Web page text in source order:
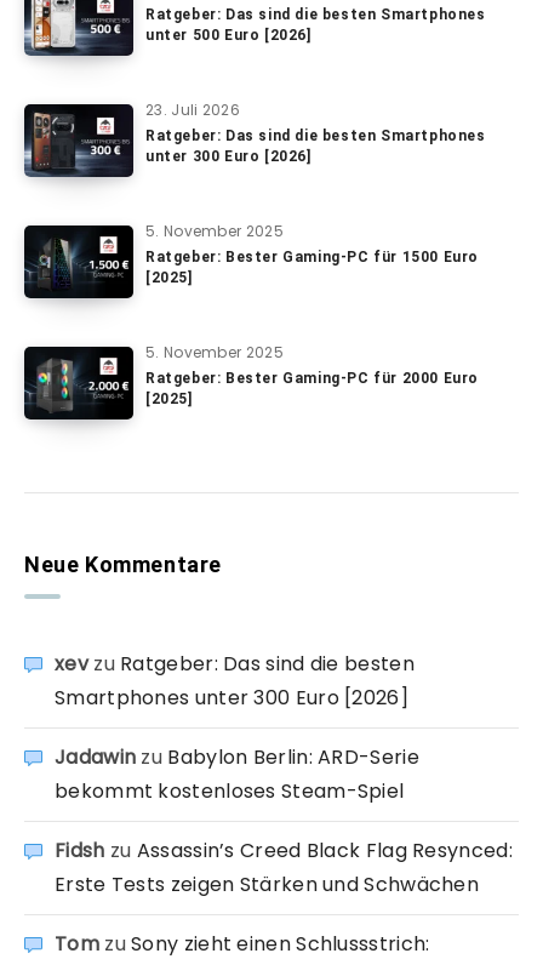
Ratgeber: Das sind die besten Smartphones
unter 500 Euro [2026]
23. Juli 2026
Ratgeber: Das sind die besten Smartphones
unter 300 Euro [2026]
5. November 2025
Ratgeber: Bester Gaming-PC für 1500 Euro
[2025]
5. November 2025
Ratgeber: Bester Gaming-PC für 2000 Euro
[2025]
Neue Kommentare
xevzu Ratgeber: Das sind die besten
Smartphones unter 300 Euro [2026]
Jadawin zu Babylon Berlin: ARD-Serie
bekommt kostenloses Steam-Spiel
Fidsh zu Assassin’s Creed Black Flag Resynced:
Erste Tests zeigen Stärken und Schwächen
TomzuSony zieht einen Schlussstrich: